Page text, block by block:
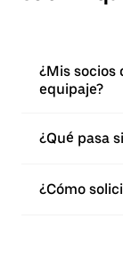
¿Mis socios
equipaje?
¿Qué pasa
¿Cómo